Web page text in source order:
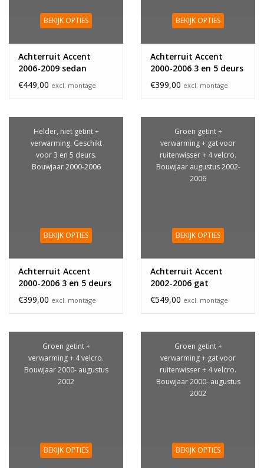
BEKIJK OPTIES
Achterruit Accent
2006-2009 sedan
€449,00 excl. montage
BEKIJK OPTIES
Achterruit Accent
2000-2006 3 en 5 deurs
gat
€399,00 excl. montage
Helder, niet getint +
verwarming. Geschikt
voor 3 en 5 deurs.
Bouwjaar 2000-2006
BEKIJK OPTIES
Achterruit Accent
2000-2006 3 en 5 deurs
€399,00 excl. montage
Groen getint +
verwarming + gat voor
ruitenwisser + 4 velcro.
Bouwjaar augustus 2002-
2006
BEKIJK OPTIES
Achterruit Accent
2002-2006 gat
€549,00 excl. montage
Groen getint +
verwarming + 4 velcro.
Bouwjaar 2000- augustus
2002
BEKIJK OPTIES
Groen getint +
verwarming + gat voor
ruitenwisser + 4 velcro.
Bouwjaar 2000- augustus
2002
BEKIJK OPTIES